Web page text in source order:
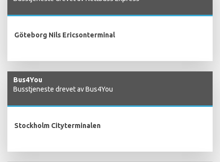
Göteborg Nils Ericsonterminal
Bus4You
Busstjeneste drevet av Bus4You
Stockholm Cityterminalen